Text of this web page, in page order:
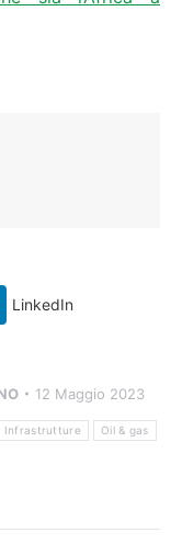
LinkedIn
12 Maggio 2023
Infrastrutture
Oil & gas